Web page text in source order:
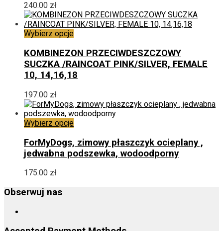
można
wybrać
na
stronie
produktu
240.00 zł
Wybierz opcjeTen
ma
wiele
wariantów.
Opcje
wybrać
na
stronie
produktu
KOMBINEZON PRZECIWDESZCZOWY
SUCZKA /RAINCOAT PINK/SILVER, FEMALE
10, 14,16,18
197.00 zł
Wybierz opcjeTen
ma
wiele
wariantów.
ForMyDogs, zimowy płaszczyk ocieplany ,
jedwabna podszewka, wodoodporny
175.00 zł
Obserwuj nas